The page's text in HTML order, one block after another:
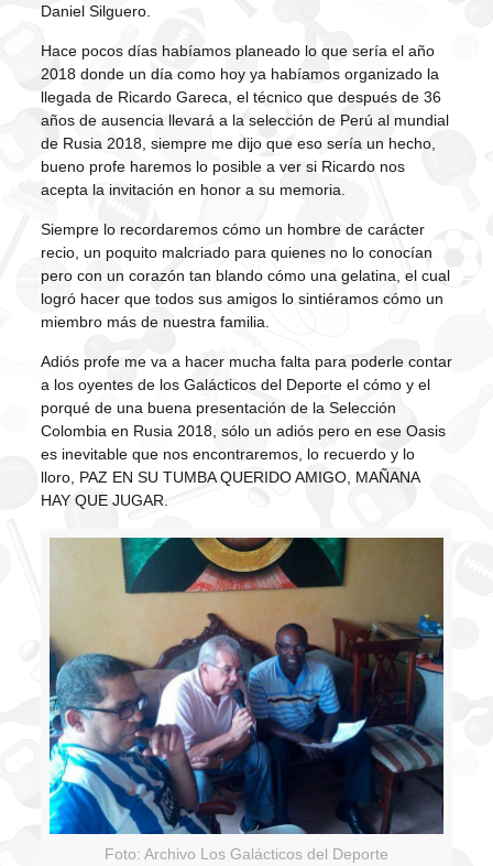
Daniel Silguero.
Hace pocos días habíamos planeado lo que sería el año
2018 donde un día como hoy ya habíamos organizado la
llegada de Ricardo Gareca, el técnico que después de 36
años de ausencia llevará a la selección de Perú al mundial
de Rusia 2018, siempre me dijo que eso sería un hecho,
bueno profe haremos lo posible a ver si Ricardo nos
acepta la invitación en honor a su memoria.
Siempre lo recordaremos cómo un hombre de carácter
recio, un poquito malcriado para quienes no lo conocían
pero con un corazón tan blando cómo una gelatina, el cual
logró hacer que todos sus amigos lo sintiéramos cómo un
miembro más de nuestra familia.
Adiós profe me va a hacer mucha falta para poderle contar
a los oyentes de los Galácticos del Deporte el cómo y el
porqué de una buena presentación de la Selección
Colombia en Rusia 2018, sólo un adiós pero en ese Oasis
es inevitable que nos encontraremos, lo recuerdo y lo
lloro, PAZ EN SU TUMBA QUERIDO AMIGO, MAÑANA
HAY QUE JUGAR.
Foto: Archivo Los Galácticos del Deporte